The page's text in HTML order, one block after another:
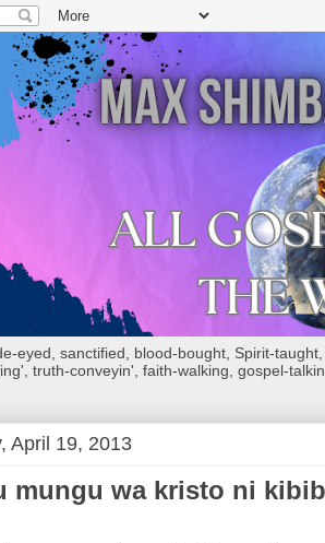
eyed, sanctified, blood-bought, Spirit-
truth-conveyin', faith-walking, gospel-
April 19, 2013
mungu wa kristo ni